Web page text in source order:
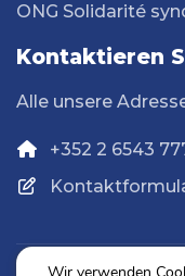
ONG Solidarité
Kontaktieren
Alle unsere
+352 2 6543